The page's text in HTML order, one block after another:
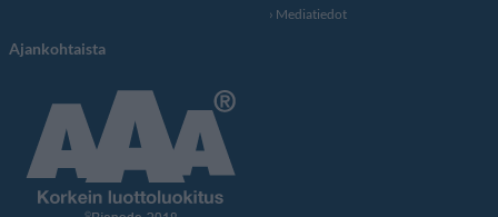
Mediatiedot
Ajankohtaista